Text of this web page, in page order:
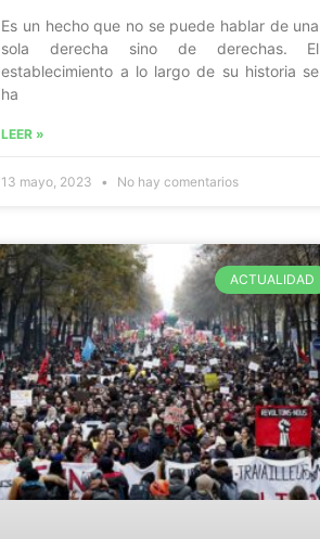
Es un hecho que no se puede hablar de una
sola derecha sino de derechas. El
establecimiento a lo largo de su historia se
ha
LEER »
13 mayo, 2023 No hay comentarios
ACTUALIDAD